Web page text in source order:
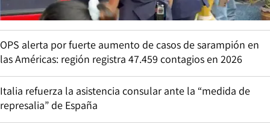
OPS alerta por fuerte aumento de casos de sarampión en
las Américas: región registra 47.459 contagios en 2026
Italia refuerza la asistencia consular ante la “medida de
represalia” de España